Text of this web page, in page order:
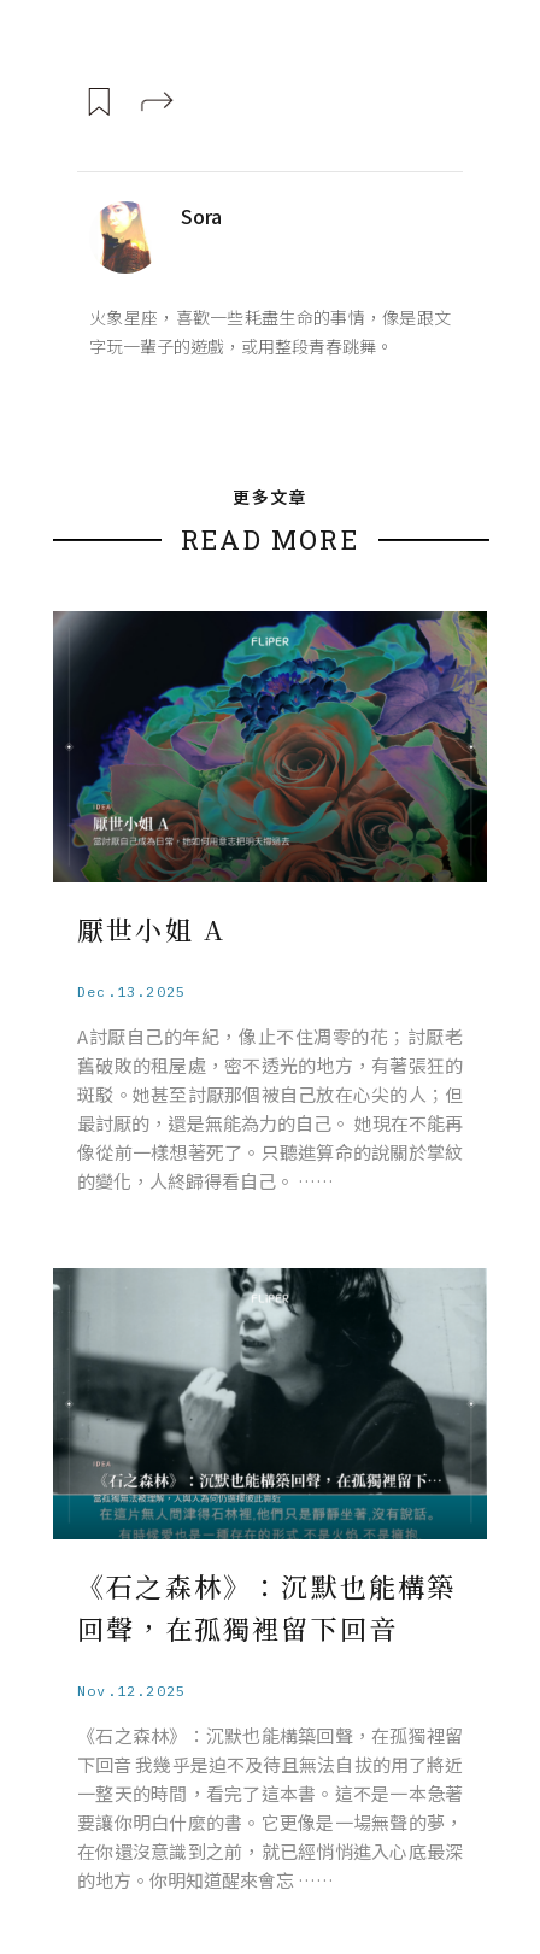
Sora
火象星座，喜歡一些耗盡生命的事情，像是跟文
字玩一輩子的遊戲，或用整段青春跳舞。
更多文章
READ MORE
厭世小姐 A
Dec.13.2025
A討厭自己的年紀，像止不住凋零的花；討厭老
舊破敗的租屋處，密不透光的地方，有著張狂的
斑駁。她甚至討厭那個被自己放在心尖的人；但
最討厭的，還是無能為力的自己。 她現在不能再
像從前一樣想著死了。只聽進算命的說關於掌紋
的變化，人終歸得看自己。 ……
《石之森林》：沉默也能構築
回聲，在孤獨裡留下回音
Nov.12.2025
《石之森林》：沉默也能構築回聲，在孤獨裡留
下回音 我幾乎是迫不及待且無法自拔的用了將近
一整天的時間，看完了這本書。這不是一本急著
要讓你明白什麼的書。它更像是一場無聲的夢，
在你還沒意識到之前，就已經悄悄進入心底最深
的地方。你明知道醒來會忘 ……